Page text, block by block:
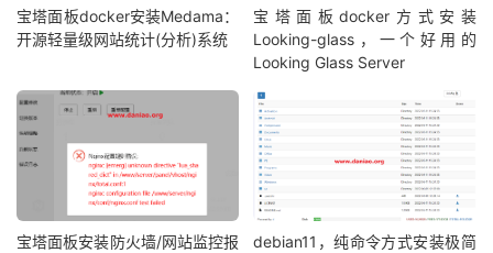
宝塔面板docker安装Medama：
开源轻量级网站统计(分析)系统
宝塔面板docker方式安装
Looking-glass，一个好用的
Looking Glass Server
宝塔面板安装防火墙/网站监控报
debian11，纯命令方式安装极简